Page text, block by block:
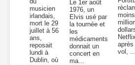
musicien
irlandais,
mort le 29
juillet à 56
ans,
reposait
lundi à
Dublin, où
Le 1er août
1976, un
Elvis usé par
la tournée et
les
médicaments
donnait un
concert en
ma...
Netflix
après
vol, ...